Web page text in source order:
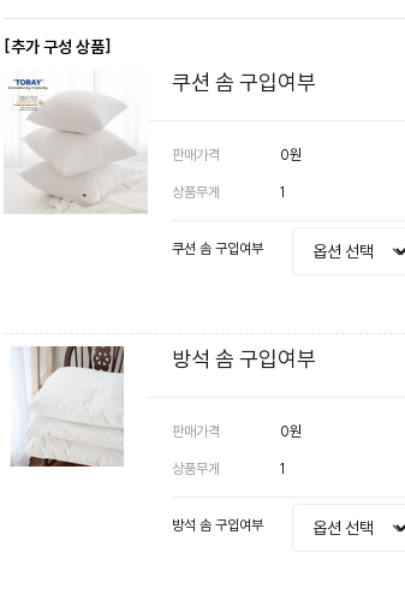
[추가 구성 상품]
쿠션 솜 구입여부
판매가격 0원
상품무게 1
쿠션 솜 구입여부
방석 솜 구입여부
판매가격 0원
상품무게 1
방석 솜 구입여부